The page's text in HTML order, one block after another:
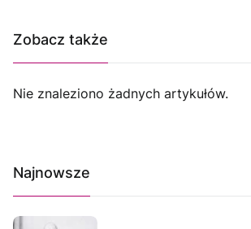
Zobacz także
Nie znaleziono żadnych artykułów.
Najnowsze